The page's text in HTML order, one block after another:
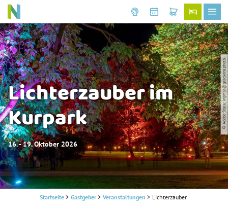
© Adobe Stock: ingmar@gerckens.photo
Lichterzauber im
Kurpark
16. - 19. Oktober 2026
Startseite> Gastgeber> Veranstaltungen > Lichterzauber